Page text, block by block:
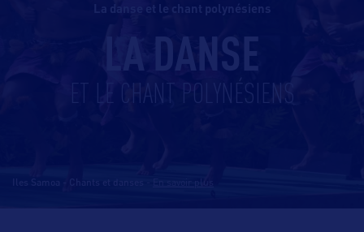
la danse et le chant polynésiens
LA DANSE
ET LE CHANT POLYNÉSIENS